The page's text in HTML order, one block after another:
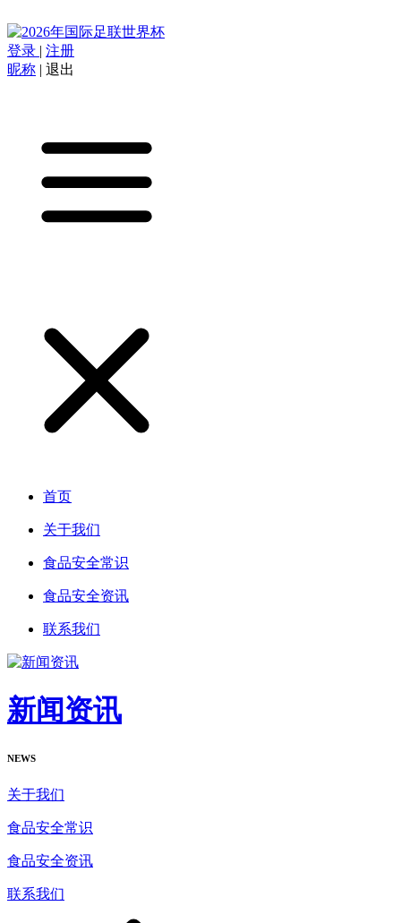
登录 | 注册
昵称 | 退出
首页
关于我们
食品安全常识
食品安全资讯
联系我们
新闻资讯
NEWS
关于我们
食品安全常识
食品安全资讯
联系我们